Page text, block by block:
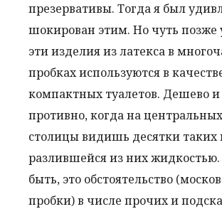
презервативы. Тогда я был
шокирован этим. Но чуть позже
эти изделия из латекса в
пробках используются в
компактных туалетов. Дешево
противно, когда на
столицы видишь десятки таких
разлившейся из них
быть, это обстоятельство
пробки) в числе прочих и